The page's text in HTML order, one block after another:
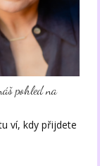
pohled na
ví, kdy přijdete